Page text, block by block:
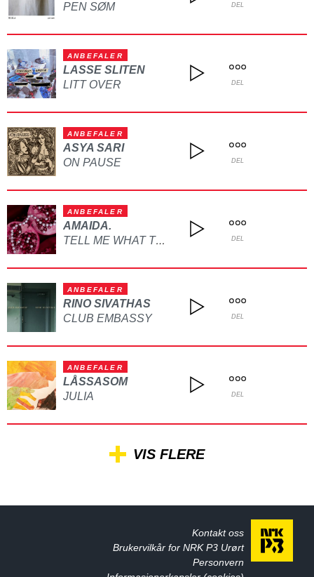
PEN SØM
DEL
ANBEFALER
LASSE SLITEN
LITT OVER
DEL
ANBEFALER
ASYA SARI
ON PAUSE
DEL
ANBEFALER
AMAIDA.
TELL ME WHAT TO DO DEL
ANBEFALER
RINO SIVATHAS
CLUB EMBASSY
DEL
ANBEFALER
LÅSSASOM
JULIA
DEL
VIS FLERE
Kontakt oss
Brukervilkår for NRK P3 Urørt
Personvern